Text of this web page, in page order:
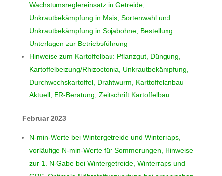
Wachstumsreglereinsatz in Getreide,
Unkrautbekämpfung in Mais, Sortenwahl und
Unkrautbekämpfung in Sojabohne, Bestellung:
Unterlagen zur Betriebsführung
Hinweise zum Kartoffelbau: Pflanzgut, Düngung,
Kartoffelbeizung/Rhizoctonia, Unkrautbekämpfung,
Durchwochskartoffel, Drahtwurm, Karttoffelanbau
Aktuell, ER-Beratung, Zeitschrift Kartoffelbau
Februar 2023
N-min-Werte bei Wintergetreide und Winterraps,
vorläufige N-min-Werte für Sommerungen, Hinweise
zur 1. N-Gabe bei Wintergetreide, Winterraps und